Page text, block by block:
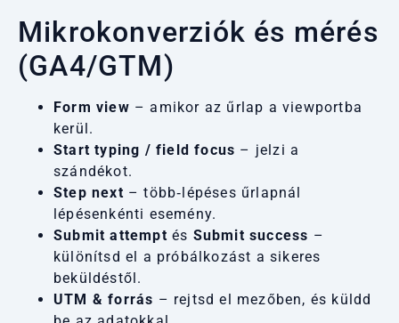
Mikrokonverziók és mérés
(GA4/GTM)
Form view – amikor az űrlap a viewportba
kerül.
Start typing / field focus – jelzi a
szándékot.
Step next – több‑lépéses űrlapnál
lépésenkénti esemény.
Submit attempt és Submit success –
különítsd el a próbálkozást a sikeres
beküldéstől.
UTM & forrás – rejtsd el mezőben, és küldd